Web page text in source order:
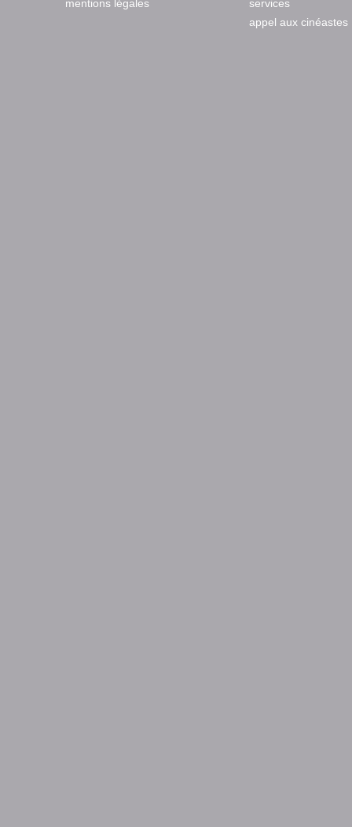
mentions légales
services
appel aux cinéastes